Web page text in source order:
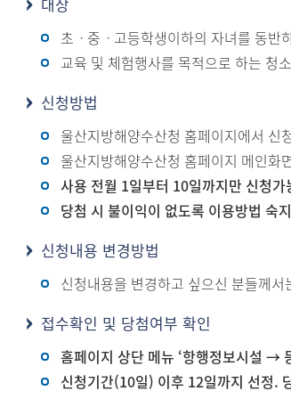
초ㆍ중ㆍ고등학생이하의 자녀를 동반
교육 및 체험행사를 목적으로 하는 청
신청방법
울산지방해양수산청 홈페이지에서 신
울산지방해양수산청 홈페이지 메인화
사용 전월 1일부터 10일까지만 신청
당첨 시 불이익이 없도록 이용방법 숙지
신청내용 변경방법
신청내용을 변경하고 싶으신 분들께
접수확인 및 당첨여부 확인
홈페이지 상단 메뉴 ‘항행정보시설 →
신청기간(10일) 이후 12일까지 선정.